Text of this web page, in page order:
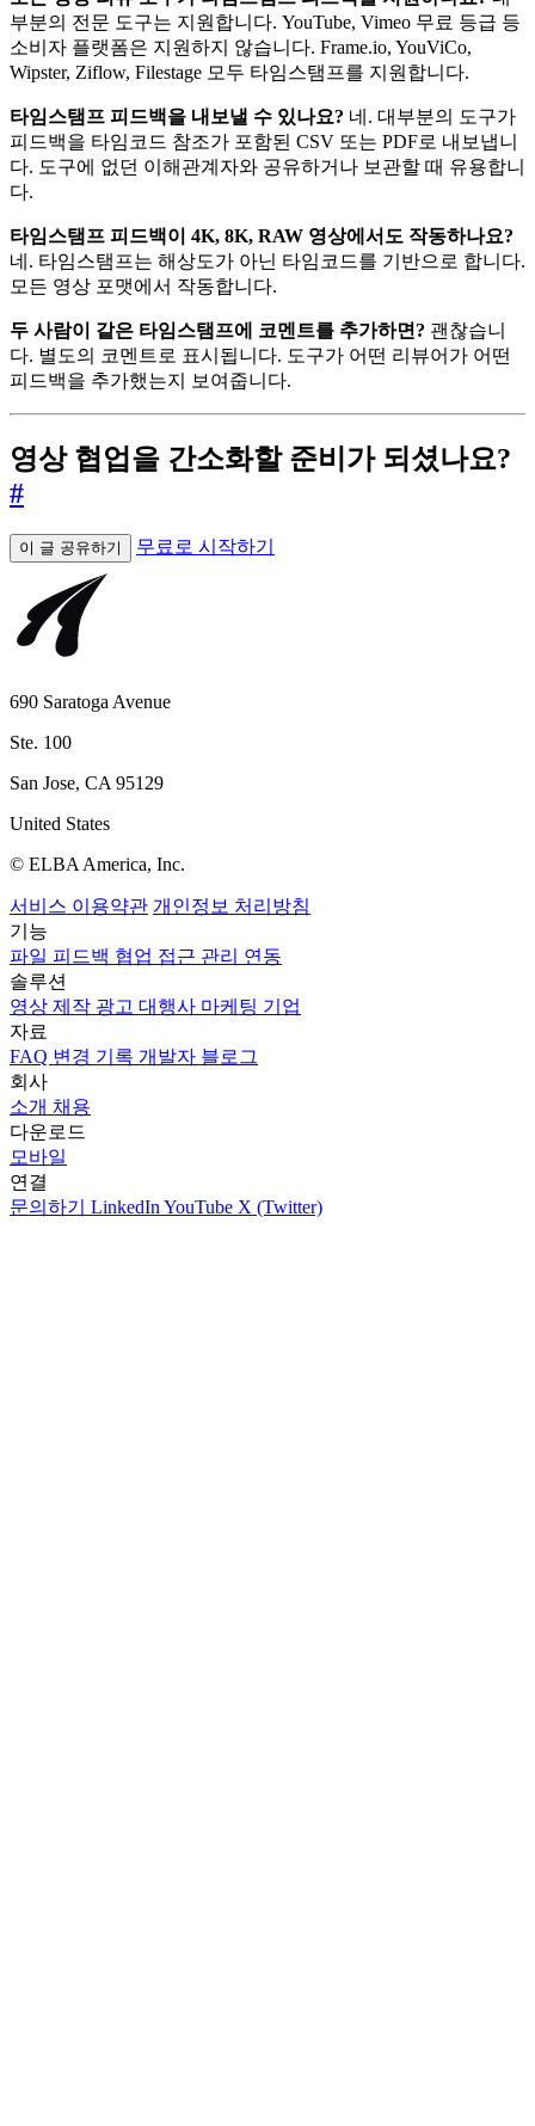
부분의 전문 도구는 지원합니다. YouTube, Vimeo 무료 등급 등
소비자 플랫폼은 지원하지 않습니다. Frame.io, YouViCo,
Wipster, Ziflow, Filestage 모두 타임스탬프를 지원합니다.
타임스탬프 피드백을 내보낼 수 있나요? 네. 대부분의 도구가
피드백을 타임코드 참조가 포함된 CSV 또는 PDF로 내보냅니
다. 도구에 없던 이해관계자와 공유하거나 보관할 때 유용합니
다.
타임스탬프 피드백이 4K, 8K, RAW 영상에서도 작동하나요?
네. 타임스탬프는 해상도가 아닌 타임코드를 기반으로 합니다.
모든 영상 포맷에서 작동합니다.
두 사람이 같은 타임스탬프에 코멘트를 추가하면? 괜찮습니
다. 별도의 코멘트로 표시됩니다. 도구가 어떤 리뷰어가 어떤
피드백을 추가했는지 보여줍니다.
영상 협업을 간소화할 준비가 되셨나요?
#
이 글 공유하기 무료로 시작하기
690 Saratoga Avenue
Ste. 100
San Jose, CA 95129
United States
© ELBA America, Inc.
서비스 이용약관 개인정보 처리방침
기능
파일 피드백 협업 접근 관리 연동
솔루션
영상 제작 광고 대행사 마케팅 기업
자료
FAQ 변경 기록 개발자 블로그
회사
소개 채용
다운로드
모바일
연결
문의하기 LinkedIn YouTube X (Twitter)